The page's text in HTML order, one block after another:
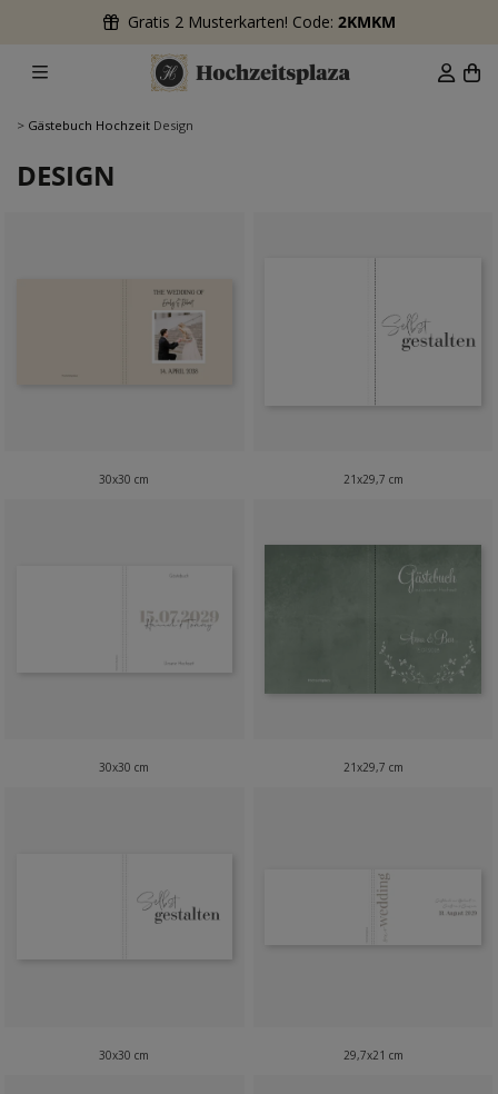
Gratis 2 Musterkarten! Code: 2KMKM
> Gästebuch Hochzeit Design
DESIGN
30x30 cm 21x29,7 cm
30x30 cm 21x29,7 cm
30x30 cm 29,7x21 cm